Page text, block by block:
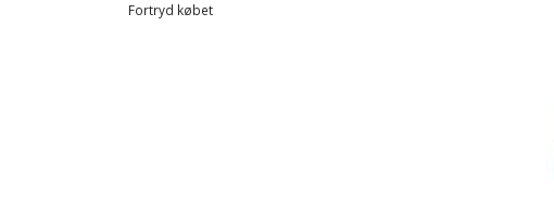
Fortryd købet